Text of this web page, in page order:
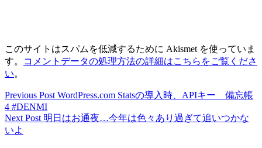
このサイトはスパムを低減するために Akismet を使っていま
す。
コメントデータの処理方法の詳細はこちらをご覧くださ
い。
投
稿
ナ
Previous Post Previous
WordPress.com Statsの導入時、APIキー 備忘帳
4 #DENMI
Next Post Next
明日はお通夜…今年は色々あり過ぎて追いつかな
いよ